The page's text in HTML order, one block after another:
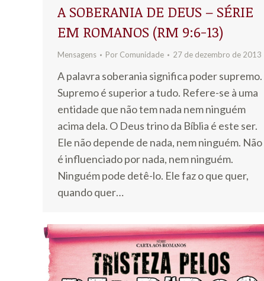
A SOBERANIA DE DEUS – SÉRIE
EM ROMANOS (RM 9:6-13)
Mensagens Por Comunidade 27 de dezembro de 2013
A palavra soberania significa poder supremo.
Supremo é superior a tudo. Refere-se à uma
entidade que não tem nada nem ninguém
acima dela. O Deus trino da Bíblia é este ser.
Ele não depende de nada, nem ninguém. Não
é influenciado por nada, nem ninguém.
Ninguém pode detê-lo. Ele faz o que quer,
quando quer…